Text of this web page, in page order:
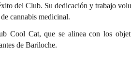
del Club. Su dedicación y trabajo
cannabis medicinal.
Cool Cat, que se alinea con los
de Bariloche.